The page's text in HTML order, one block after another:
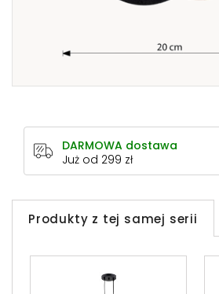
DARMOWA dostawa
Już od 299 zł
Produkty z tej samej serii